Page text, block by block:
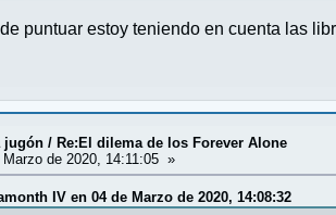
puntuar estoy teniendo en cuenta las
jugón /Re:El dilema de los Forever Alone
Marzo de 2020, 14:11:05 »
IV en 04 de Marzo de 2020, 14:08:32